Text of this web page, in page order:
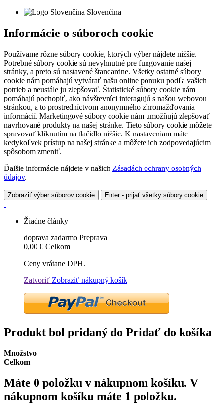
Slovenčina
Informácie o súboroch cookie
Používame rôzne súbory cookie, ktorých výber nájdete nižšie.
Potrebné súbory cookie sú nevyhnutné pre fungovanie našej
stránky, a preto sú nastavené štandardne. Všetky ostatné súbory
cookie nám pomáhajú vytvárať našu online ponuku podľa vašich
potrieb a neustále ju zlepšovať. Štatistické súbory cookie nám
pomáhajú pochopiť, ako návštevníci interagujú s našou webovou
stránkou, a to prostredníctvom anonymného zhromažďovania
informácií. Marketingové súbory cookie nám umožňujú zlepšovať
navrhované produkty na našej stránke. Tieto súbory cookie môžete
spravovať kliknutím na tlačidlo nižšie. K nastaveniam máte
kedykoľvek prístup na našej stránke a môžete ich zodpovedajúcim
spôsobom zmeniť.
Ďalšie informácie nájdete v našich Zásadách ochrany osobných
údajov.
Zobraziť výber súborov cookie Enter - prijať všetky súbory cookie
Žiadne články
doprava zadarmo Preprava
0,00 € Celkom
Ceny vrátane DPH.
Zatvoriť Zobraziť nákupný košík
Produkt bol pridaný do Pridať do košíka
Množstvo
Celkom
Máte 0 položku v nákupnom košíku. V
nákupnom košíku máte 1 položku.